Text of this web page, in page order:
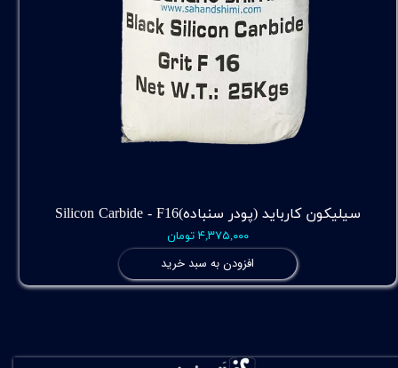
سیلیکون کارباید (پودر سنباده)Silicon Carbide - F16
۴,۳۷۵,۰۰۰ تومان
افزودن به سبد خرید